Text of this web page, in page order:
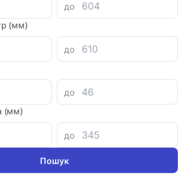
до
(мм)
до
до
(мм)
до
В корзину
П90-90-150
NB